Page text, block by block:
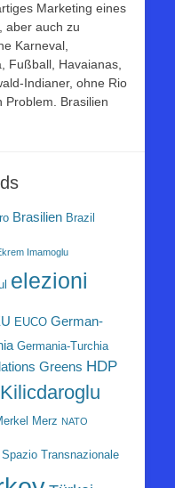
Marketing eines
aber auch zu
Karneval,
Fußball, Havaianas,
Indianer, ohne Rio
Problem. Brasilien
Brasilien Brazil
Imamoglu
elezioni
EUCO German-
Germania-Turchia
Greens HDP
Kilicdaroglu
Merz NATO
Spazio Transnazionale